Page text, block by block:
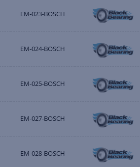
EM-023-BOSCH
EM-024-BOSCH
EM-025-BOSCH
EM-027-BOSCH
EM-028-BOSCH